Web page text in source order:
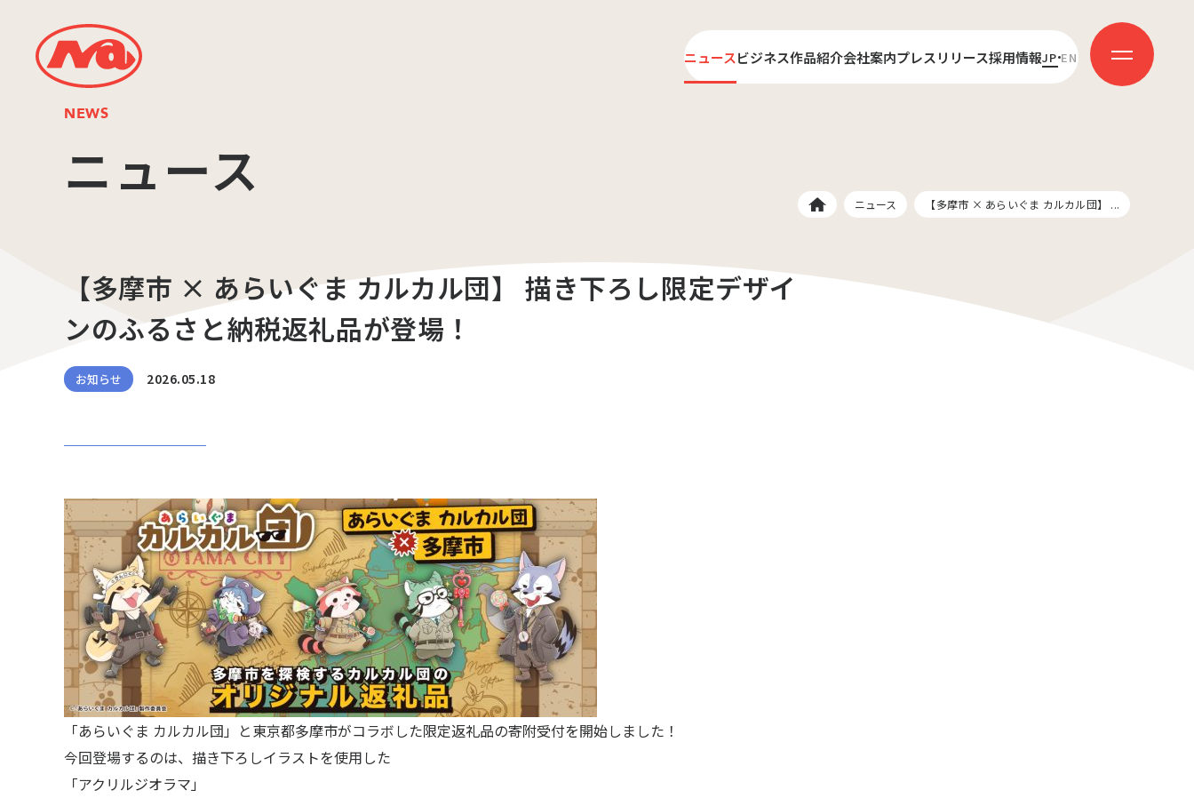
ニュースビジネス作品紹介会社案内プレスリリース採用情報JP EN
NEWS
ニュース
ニュース 【多摩市 × あらいぐま カルカル団】 ...
【多摩市 × あらいぐま カルカル団】 描き下ろし限定デザイ
ンのふるさと納税返礼品が登場！
お知らせ 2026.05.18
「あらいぐま カルカル団」と東京都多摩市がコラボした限定返礼品の寄附受付を開始しました！
今回登場するのは、描き下ろしイラストを使用した
「アクリルジオラマ」